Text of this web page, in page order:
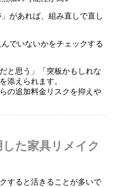
があれば、組み直しで直し
でいないかをチェックする
と思う」「突板かもしれな
添えられます。
の追加料金リスクを抑えや
た家具リメイク
すると活きることが多いで